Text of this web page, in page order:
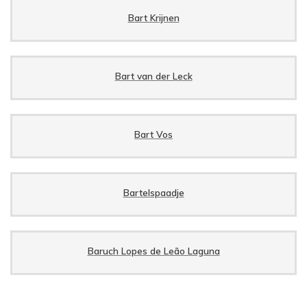
Bart Krijnen
Bart van der Leck
Bart Vos
Bartelspaadje
Baruch Lopes de Leão Laguna